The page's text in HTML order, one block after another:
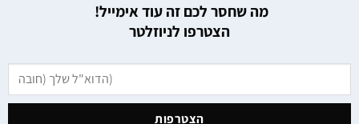
מה שחסר לכם זה עוד אימייל!
הצטרפו לניוזלטר